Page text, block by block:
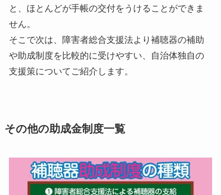
と、ほとんどが手帳の交付をうけることができま
せん。
そこで次は、障害者総合支援法より補聴器の補助
や助成制度を比較的に受けやすい、自治体独自の
支援策についてご紹介します。
その他の助成金制度一覧